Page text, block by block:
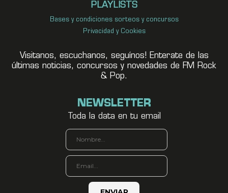
PLAYLISTS
Bases y condiciones sorteos y concursos
Privacidad y Cookies
Visitanos, escuchanos, seguínos! Enterate de las
últimas noticias, concursos y novedades de FM Rock
& Pop.
NEWSLETTER
Toda la data en tu email